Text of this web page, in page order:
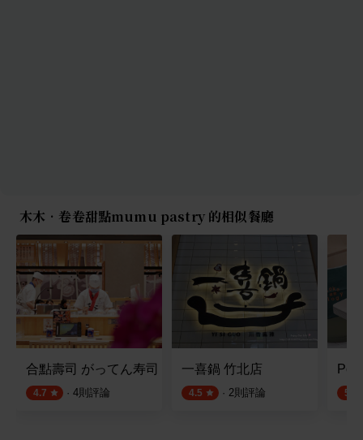
木木•卷卷甜點mumu pastry 的相似餐廳
合點壽司 がってん寿司 竹北遠百店
4.7 · 4則評論
一喜鍋 竹北店
4.5 · 2則評論 5.0